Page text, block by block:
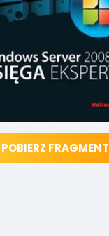
POBIERZ FRAGMENT